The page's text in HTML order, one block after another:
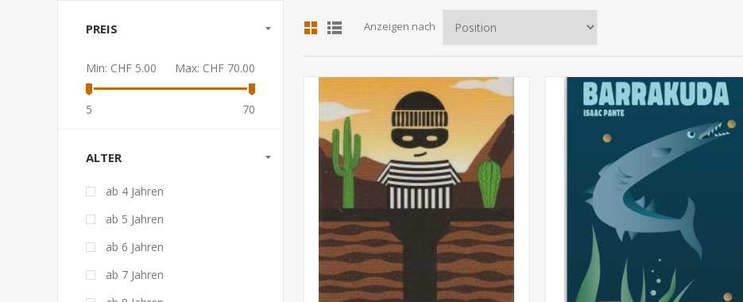
Anzeigen nach
PREIS
Min: CHF 5.00 Max: CHF 70.00
5 70
ALTER
ab 4 Jahren
ab 5 Jahren
ab 6 Jahren
ab 7 Jahren